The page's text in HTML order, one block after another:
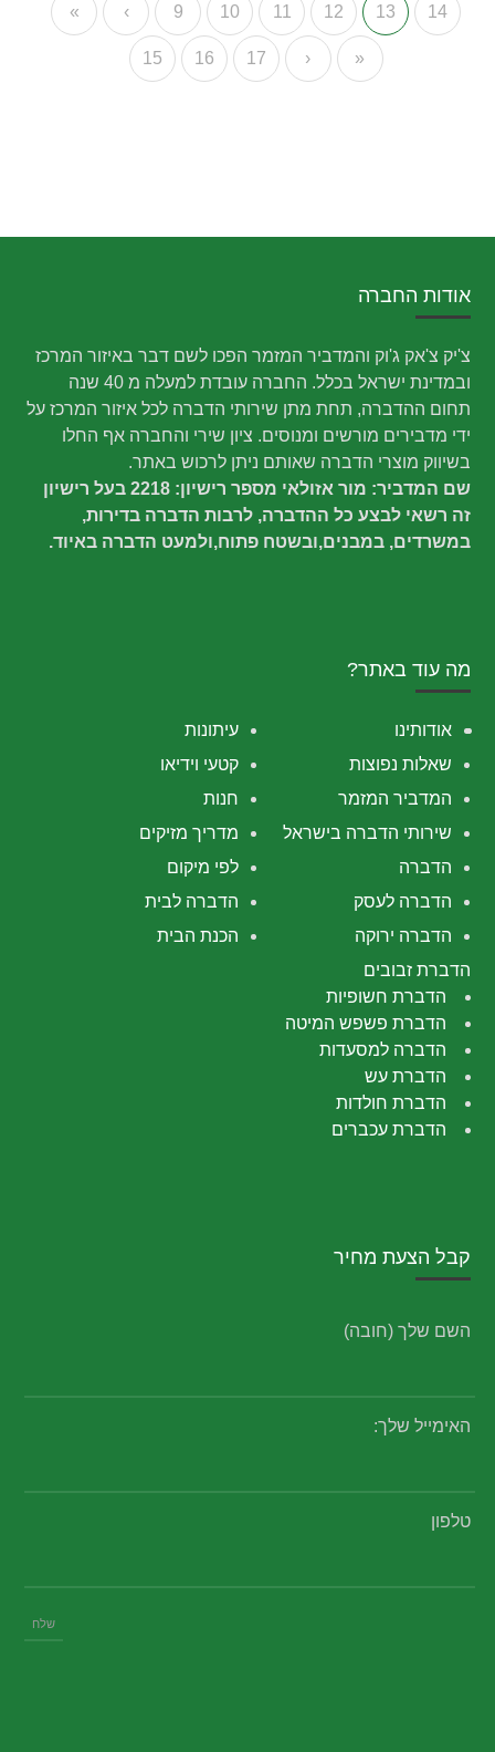
« ‹ 9 10 11 12 13 14
15 16 17 › »
אודות החברה
צ'יק צ'אק ג'וק והמדביר המזמר הפכו לשם דבר באיזור המרכז
ובמדינת ישראל בכלל. החברה עובדת למעלה מ 40 שנה
תחום ההדברה, תחת מתן שירותי הדברה לכל איזור המרכז על
ידי מדבירים מורשים ומנוסים. ציון שירי והחברה אף החלו
בשיווק מוצרי הדברה שאותם ניתן לרכוש באתר.
שם המדביר: מור אזולאי מספר רישיון: 2218 בעל רישיון
זה רשאי לבצע כל ההדברה, לרבות הדברה בדירות,
במשרדים, במבנים,ובשטח פתוח,ולמעט הדברה באיוד.
מה עוד באתר?
עיתונות
אודותינו
קטעי וידיאו
שאלות נפוצות
חנות
המדביר המזמר
מדריך מזיקים
שירותי הדברה בישראל
לפי מיקום
הדברה
הדברה לבית
הדברה לעסק
הכנת הבית
הדברה ירוקה
הדברת זבובים
הדברת חשופיות
הדברת פשפש המיטה
הדברה למסעדות
הדברת עש
הדברת חולדות
הדברת עכברים
קבל הצעת מחיר
השם שלך (חובה)
האימייל שלך:
טלפון